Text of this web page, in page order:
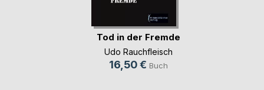
Tod in der Fremde
Udo Rauchfleisch
16,50 € Buch